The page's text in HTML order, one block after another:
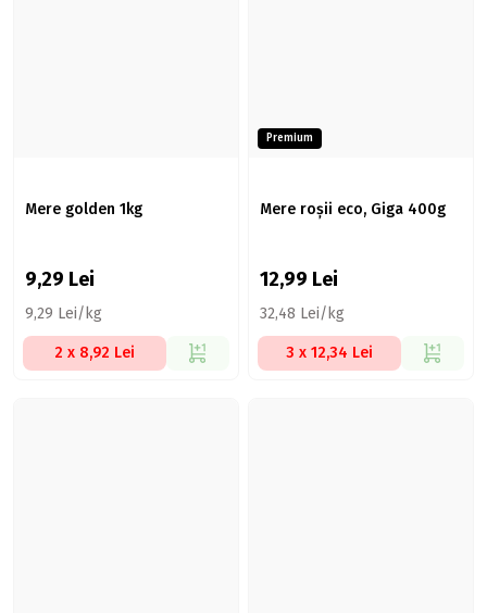
Mere golden 1kg
9,29 Lei
9,29 Lei/kg
2 x 8,92 Lei
Premium
Mere roșii eco, Giga 400g
12,99 Lei
32,48 Lei/kg
3 x 12,34 Lei